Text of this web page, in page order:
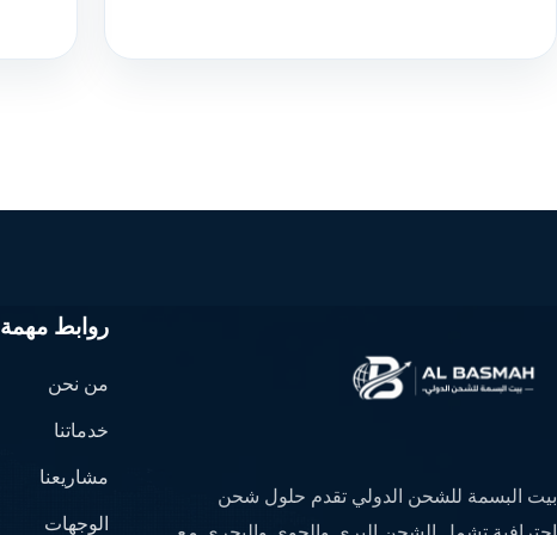
بيت البسمة للشحن الدولي تقدم حلول شحن
روابط مهمة
من نحن
خدماتنا
مشاريعنا
الوجهات